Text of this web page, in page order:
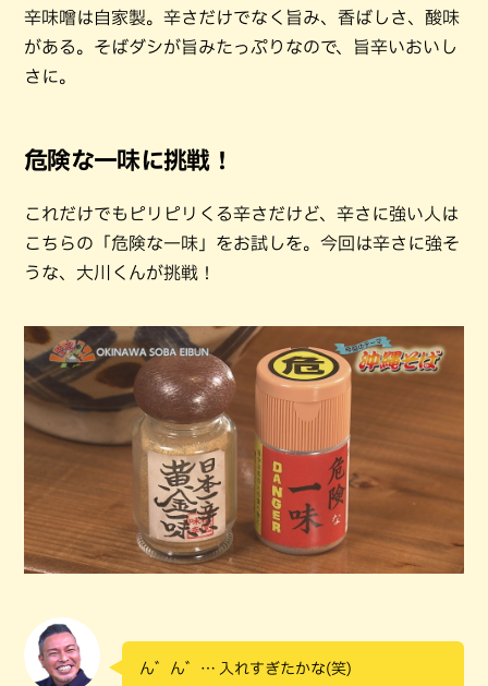
辛味噌は自家製。辛さだけでなく旨み、香ばしさ、酸味
がある。そばダシが旨みたっぷりなので、旨辛いおいし
さに。
危険な一味に挑戦！
これだけでもピリピリくる辛さだけど、辛さに強い人は
こちらの「危険な一味」をお試しを。今回は辛さに強そ
うな、大川くんが挑戦！
ん゛ん゛… 入れすぎたかな(笑)